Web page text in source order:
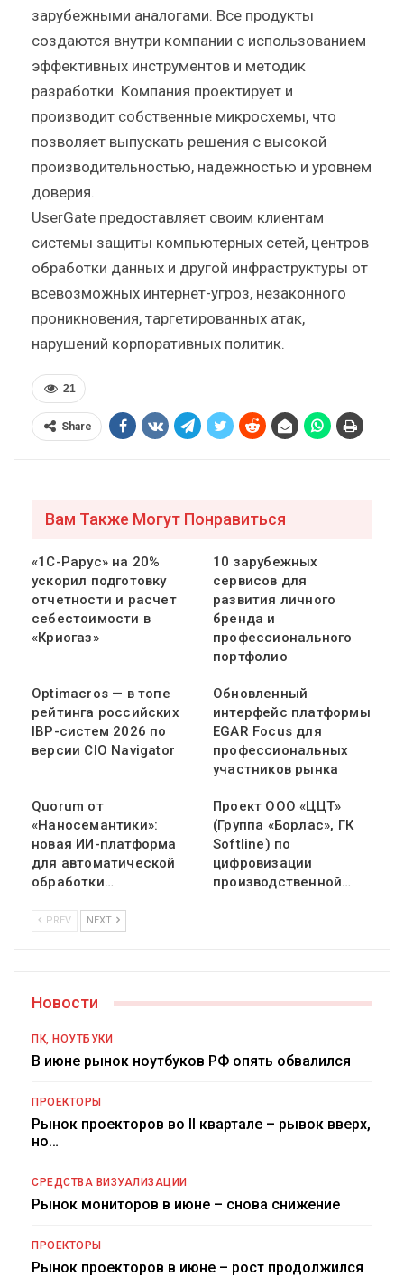
зарубежными аналогами. Все продукты
создаются внутри компании с использованием
эффективных инструментов и методик
разработки. Компания проектирует и
производит собственные микросхемы, что
позволяет выпускать решения с высокой
производительностью, надежностью и уровнем
доверия.
UserGate предоставляет своим клиентам
системы защиты компьютерных сетей, центров
обработки данных и другой инфраструктуры от
всевозможных интернет-угроз, незаконного
проникновения, таргетированных атак,
нарушений корпоративных политик.
21
Share
Вам Также Могут Понравиться
«1С-Рарус» на 20%
ускорил подготовку
отчетности и расчет
себестоимости в
«Криогаз»
10 зарубежных
сервисов для
развития личного
бренда и
профессионального
портфолио
Optimacros — в топе
рейтинга российских
IBP-систем 2026 по
версии CIO Navigator
Обновленный
интерфейс платформы
EGAR Focus для
профессиональных
участников рынка
Quorum от
«Наносемантики»:
новая ИИ-платформа
для автоматической
обработки…
Проект ООО «ЦЦТ»
(Группа «Борлас», ГК
Softline) по
цифровизации
производственной…
PREV NEXT
Новости
ПК, НОУТБУКИ
В июне рынок ноутбуков РФ опять обвалился
ПРОЕКТОРЫ
Рынок проекторов во II квартале – рывок вверх,
но…
СРЕДСТВА ВИЗУАЛИЗАЦИИ
Рынок мониторов в июне – снова снижение
ПРОЕКТОРЫ
Рынок проекторов в июне – рост продолжился